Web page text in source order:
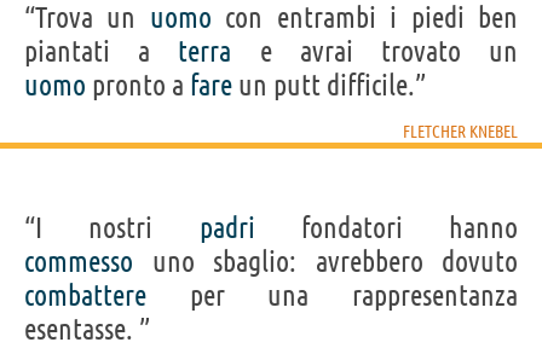
“Trova un uomo con entrambi i piedi ben
piantati a terra e avrai trovato un
uomo pronto a fare un putt difficile.”
FLETCHER KNEBEL
“I nostri padri fondatori hanno
commesso uno sbaglio: avrebbero dovuto
combattere per una rappresentanza
esentasse. ”